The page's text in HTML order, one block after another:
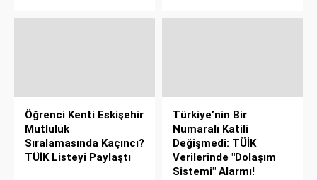
Öğrenci Kenti Eskişehir
Mutluluk
Sıralamasında Kaçıncı?
TÜİK Listeyi Paylaştı
Türkiye’nin Bir
Numaralı Katili
Değişmedi: TÜİK
Verilerinde "Dolaşım
Sistemi" Alarmı!